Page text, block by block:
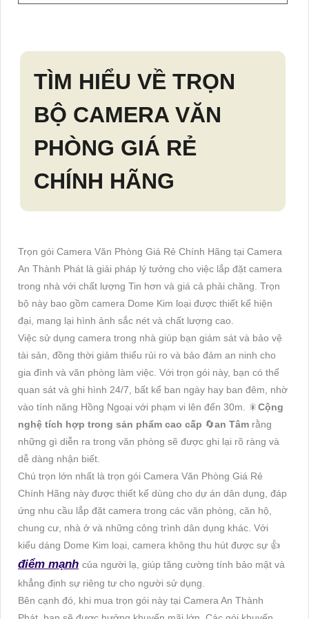
TÌM HIỂU VỀ TRỌN
BỘ CAMERA VĂN
PHÒNG GIÁ RẺ
CHÍNH HÃNG
Trọn gói Camera Văn Phòng Giá Rẻ Chính Hãng tại Camera
An Thành Phát là giải pháp lý tưởng cho việc lắp đặt camera
trong nhà với chất lượng Tin hơn và giá cả phải chăng. Trọn
bộ này bao gồm camera Dome Kim loại được thiết kế hiện
đại, mang lại hình ảnh sắc nét và chất lượng cao.
Việc sử dụng camera trong nhà giúp bạn giám sát và bảo vệ
tài sản, đồng thời giảm thiểu rủi ro và bảo đảm an ninh cho
gia đình và văn phòng làm việc. Với trọn gói này, bạn có thể
quan sát và ghi hình 24/7, bất kể ban ngày hay ban đêm, nhờ
vào tính năng Hồng Ngoại với phạm vi lên đến 30m. 🎇Cộng
nghệ tích hợp trong sản phẩm cao cấp 🔄an Tâm rằng
những gì diễn ra trong văn phòng sẽ được ghi lại rõ ràng và
dễ dàng nhận biết.
Chú trọn lớn nhất là trọn gói Camera Văn Phòng Giá Rẻ
Chính Hãng này được thiết kế dùng cho dự án dân dụng, đáp
ứng nhu cầu lắp đặt camera trong các văn phòng, căn hộ,
chung cư, nhà ở và những công trình dân dụng khác. Với
kiểu dáng Dome Kim loại, camera không thu hút được sự 👍
điểm mạnh của người lạ, giúp tăng cường tính bảo mật và
khẳng định sự riêng tư cho người sử dụng.
Bên cạnh đó, khi mua trọn gói này tại Camera An Thành